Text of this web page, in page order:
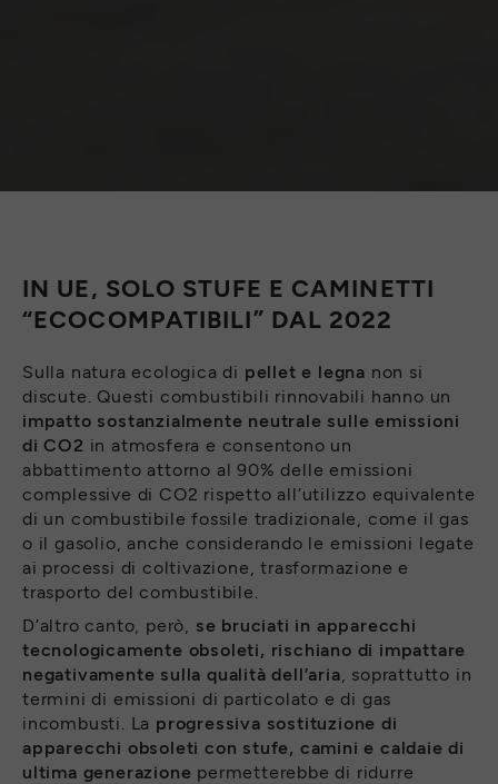
IN UE, SOLO STUFE E CAMINETTI
“ECOCOMPATIBILI” DAL 2022
Sulla natura ecologica di pellet e legna non si
discute. Questi combustibili rinnovabili hanno un
impatto sostanzialmente neutrale sulle emissioni
di CO2 in atmosfera e consentono un
abbattimento attorno al 90% delle emissioni
complessive di CO2 rispetto all’utilizzo equivalente
di un combustibile fossile tradizionale, come il gas
o il gasolio, anche considerando le emissioni legate
ai processi di coltivazione, trasformazione e
trasporto del combustibile.
D’altro canto, però, se bruciati in apparecchi
tecnologicamente obsoleti, rischiano di impattare
negativamente sulla qualità dell’aria , soprattutto in
termini di emissioni di particolato e di gas
incombusti. La progressiva sostituzione di
apparecchi obsoleti con stufe, camini e caldaie di
ultima generazione permetterebbe di ridurre